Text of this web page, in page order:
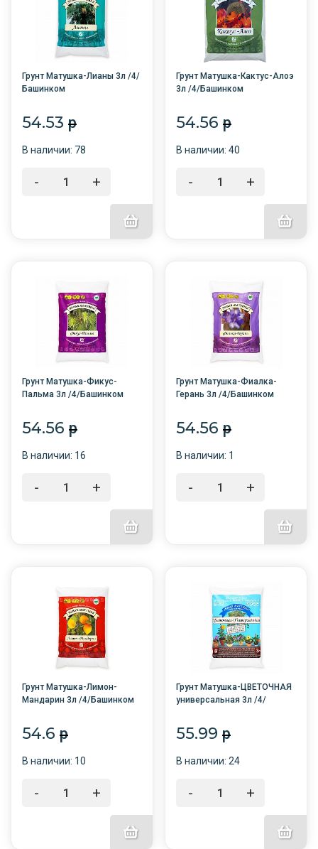
Грунт Матушка-Лианы 3л /4/
Башинком
54.53 p
В наличии: 78
- +
Грунт Матушка-Кактус-Алоэ
3л /4/Башинком
54.56p
В наличии: 40
- +
Грунт Матушка-Фикус-
Пальма 3л /4/Башинком
54.56 p
В наличии: 16
- +
Грунт Матушка-Фиалка-
Герань 3л /4/Башинком
54.56p
В наличии: 1
- +
Грунт Матушка-Лимон-
Мандарин 3л /4/Башинком
54.6 p
В наличии: 10
- +
Грунт Матушка-ЦВЕТОЧНАЯ
универсальная 3л /4/
55.99p
В наличии: 24
- +